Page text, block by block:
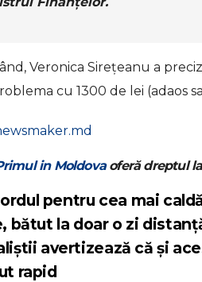
Veronica Sirețeanu a
cu 1300 de lei (adaos
in Moldovaoferă dreptul
pentru cea mai
bătut la doar o zi
avertizează că și
rapid